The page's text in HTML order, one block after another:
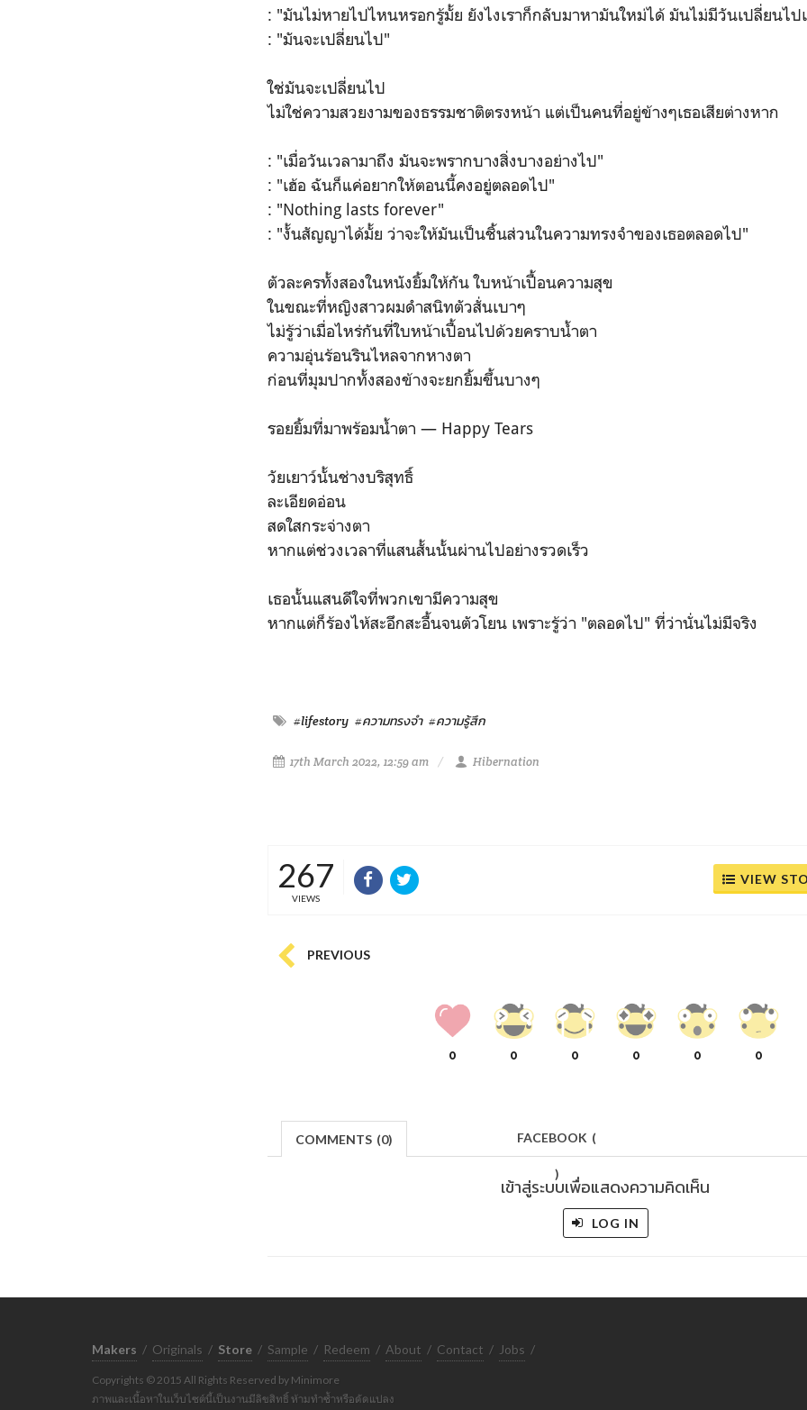
: "มันไม่หายไปไหนหรอกรู้มั้ย ยังไงเราก็กลับมาหามันใหม่ได้ มันไม่มีวันเปลี่ยนไป
: "มันจะเปลี่ยนไป"
ใช่มันจะเปลี่ยนไป
ไม่ใช่ความสวยงามของธรรมชาติตรงหน้า แต่เป็นคนที่อยู่ข้างๆเธอเสียต่างหาก
: "เมื่อวันเวลามาถึง มันจะพรากบางสิ่งบางอย่างไป"
: "เฮ้อ ฉันก็แค่อยากให้ตอนนี้คงอยู่ตลอดไป"
: "Nothing lasts forever"
: "งั้นสัญญาได้มั้ย ว่าจะให้มันเป็นชิ้นส่วนในความทรงจำของเธอตลอดไป"
ตัวละครทั้งสองในหนังยิ้มให้กัน ใบหน้าเปื้อนความสุข
ในขณะที่หญิงสาวผมดำสนิทตัวสั่นเบาๆ
ไม่รู้ว่าเมื่อไหร่กันที่ใบหน้าเปื้อนไปด้วยคราบน้ำตา
ความอุ่นร้อนรินไหลจากหางตา
ก่อนที่มุมปากทั้งสองข้างจะยกยิ้มขึ้นบางๆ
รอยยิ้มที่มาพร้อมน้ำตา — Happy Tears
วัยเยาว์นั้นช่างบริสุทธิ์
ละเอียดอ่อน
สดใสกระจ่างตา
หากแต่ช่วงเวลาที่แสนสั้นนั้นผ่านไปอย่างรวดเร็ว
เธอนั้นแสนดีใจที่พวกเขามีความสุข
หากแต่ก็ร้องไห้สะอึกสะอื้นจนตัวโยน เพราะรู้ว่า "ตลอดไป" ที่ว่านั่นไม่มีจริง
#lifestory #ความทรงจำ #ความรู้สึก
17th March 2022, 12:59 am Hibernation
267
VIEWS
VIEW
PREVIOUS
0 0 0 0 0 0
COMMENTS (0) FACEBOOK (
)
เข้าสู่ระบบเพื่อแสดงความคิดเห็น
LOG IN
Makers / Originals / Store / Sample / Redeem / About / Contact / Jobs /
Copyrights © 2015 All Rights Reserved by Minimore
ภาพและเนื้อหาในเว็บไซต์นี้เป็นงานมีลิขสิทธิ์ ห้ามทำซ้ำหรือดัดแปลง